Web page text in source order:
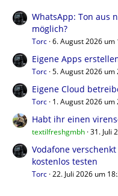
WhatsApp: Ton aus
möglich?
Torc 6. August 2026 um
Eigene Apps
Torc 5. August 2026 um
Eigene Cloud
Torc 1. August 2026 um
Habt ihr einen
textilfreshgmbh 31. Juli
Vodafone
kostenlos testen
Torc 22. Juli 2026 um